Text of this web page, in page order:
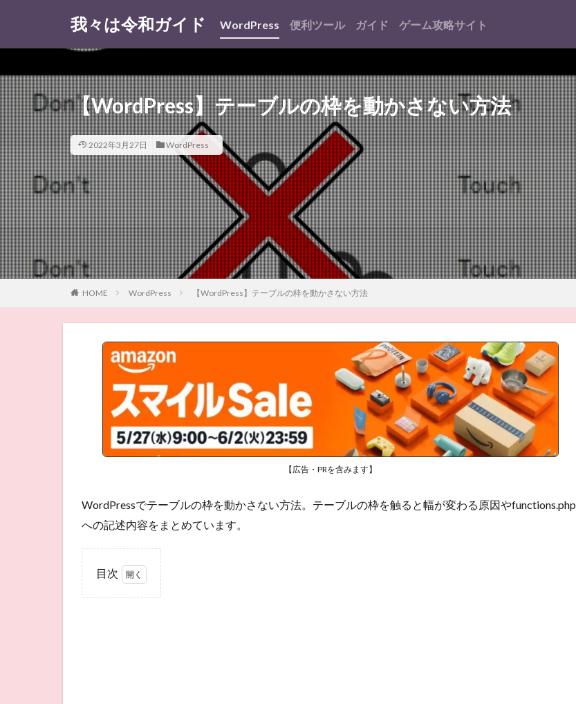
我々は令和ガイド WordPress 便利ツール ガイド ゲーム攻略サイト
【WordPress】テーブルの枠を動かさない方法
2022年3月27日 WordPress
HOME WordPress 【WordPress】テーブルの枠を動かさない方法
【広告・PRを含みます】
WordPressでテーブルの枠を動かさない方法。テーブルの枠を触ると幅が変わる原因やfunctions.php
への記述内容をまとめています。
目次